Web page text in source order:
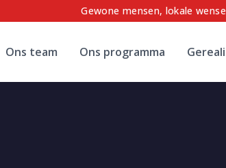
Gewone mensen, lokale
Ons team Ons programma